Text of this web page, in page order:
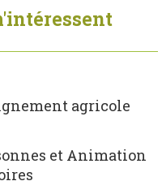
agricole
et Animation